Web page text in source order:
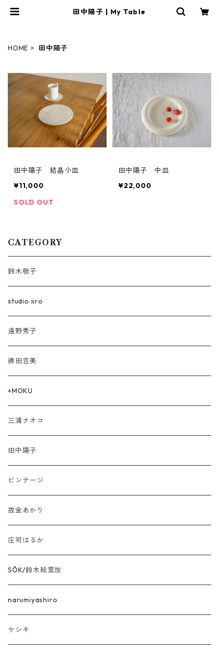
田中陽子 | My Table
HOME 田中陽子
田中陽子 結晶小皿
¥11,000
SOLD OUT
田中陽子 中皿
¥22,000
CATEGORY
鈴木敬子
studio iiro
遠野秀子
徳田吉美
+MOKU
三浦ナオコ
田中陽子
ビンテージ
故金あかり
庄司はるか
SŌK/鈴木絵里加
narumiyashiro
ケシキ